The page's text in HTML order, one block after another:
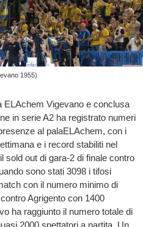
1955)
ELAchem Vigevano e conclusa
in serie A2 ha registrato numeri
al palaELAchem, con i
e i record stabiliti nel
sold out di gara-2 di finale contro
sono stati 3098 i tifosi
con il numero minimo di
Agrigento con 1400
ha raggiunto il numero totale di
2000 spettatori a partita. Un